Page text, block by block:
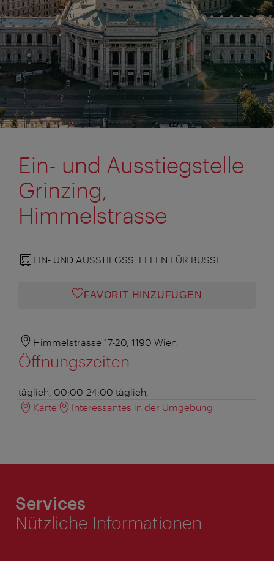
Ein- und Ausstiegstelle
Grinzing,
Himmelstrasse
EIN- UND AUSSTIEGSSTELLEN FÜR BUSSE
FAVORIT HINZUFÜGEN
Himmelstrasse 17-20, 1190 Wien
Öffnungszeiten
täglich, 00:00-24:00 täglich,
Karte
Interessantes in der Umgebung
Services
Nützliche Informationen